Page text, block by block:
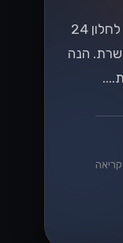
כל הודעה יזומה שנשלחת מחוץ לחלון 24
הנה